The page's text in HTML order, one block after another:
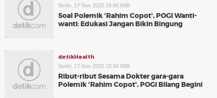
Senin, 17 Nov 2025 16:46 WIB
Soal Polemik 'Rahim Copot', POGI Wanti-
wanti: Edukasi Jangan Bikin Bingung
detikHealth
Senin, 17 Nov 2025 15:34 WIB
Ribut-ribut Sesama Dokter gara-gara
Polemik 'Rahim Copot', POGI Bilang Begini